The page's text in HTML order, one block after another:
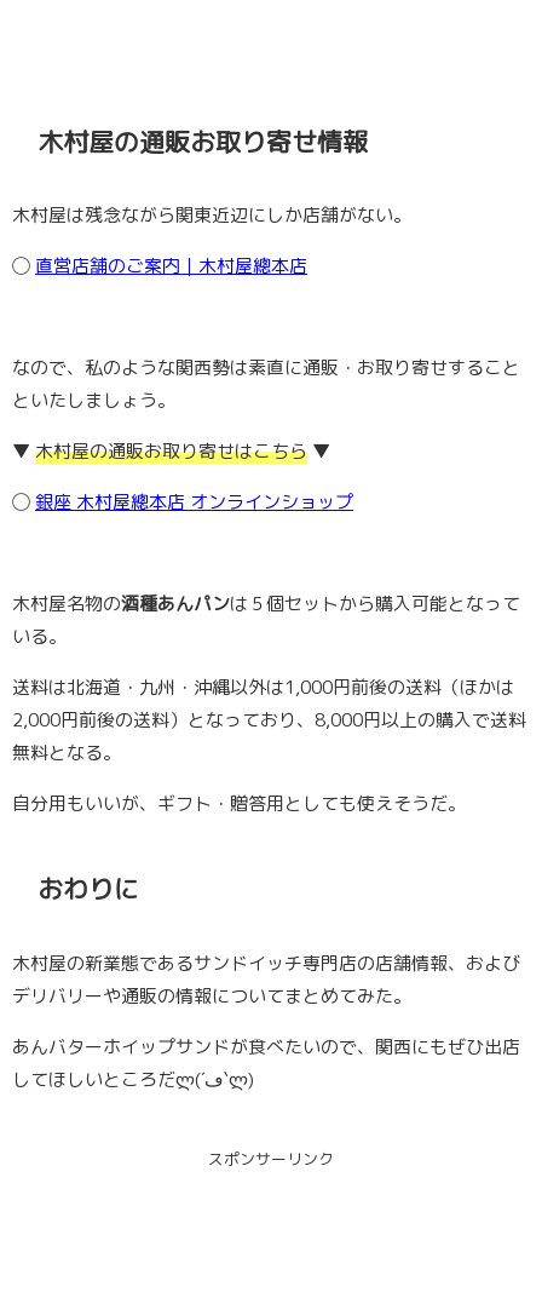
木村屋の通販お取り寄せ情報
木村屋は残念ながら関東近辺にしか店舗がない。
◯ 直営店舗のご案内｜木村屋總本店
なので、私のような関西勢は素直に通販・お取り寄せすること
といたしましょう。
▼ 木村屋の通販お取り寄せはこちら ▼
◯銀座 木村屋總本店 オンラインショップ
木村屋名物の酒種あんパンは５個セットから購入可能となって
いる。
送料は北海道・九州・沖縄以外は1,000円前後の送料（ほかは
2,000円前後の送料）となっており、8,000円以上の購入で送料
無料となる。
自分用もいいが、ギフト・贈答用としても使えそうだ。
おわりに
木村屋の新業態であるサンドイッチ専門店の店舗情報、および
デリバリーや通販の情報についてまとめてみた。
あんバターホイップサンドが食べたいので、関西にもぜひ出店
してほしいところだლ(´ڡ`ლ)
スポンサーリンク